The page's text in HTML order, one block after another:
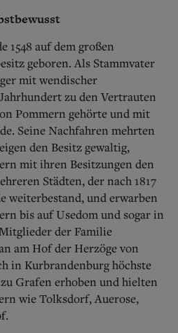
1548 auf dem großen
geboren. Als Stammvater
mit wendischer
zu den Vertrauten
Pommern gehörte und mit
Seine Nachfahren mehrten
den Besitz gewaltig,
mit ihren Besitzungen den
Städten, der nach 1817
weiterbestand, und erwarben
bis auf Usedom und sogar in
der Familie
am Hof der Herzöge von
in Kurbrandenburg höchste
Grafen erhoben und hielten
wie Tolksdorf, Auerose,